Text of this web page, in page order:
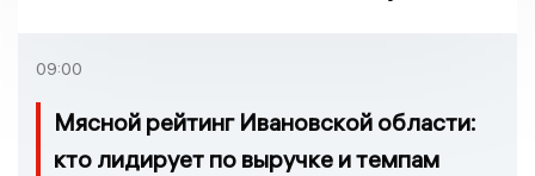
09:00
Мясной рейтинг Ивановской области:
кто лидирует по выручке и темпам